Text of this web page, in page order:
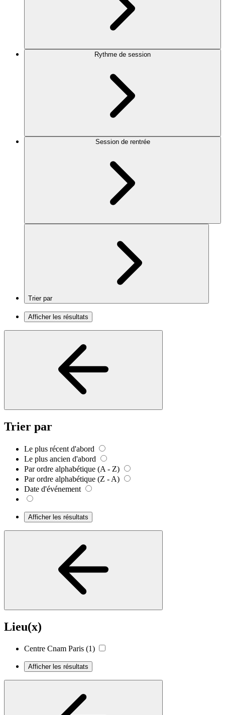
Rythme de session
Session de rentrée
Trier par
Afficher les résultats
Trier par
Le plus récent d'abord
Le plus ancien d'abord
Par ordre alphabétique (A - Z)
Par ordre alphabétique (Z - A)
Date d'événement
Afficher les résultats
Lieu(x)
Centre Cnam Paris (1)
Afficher les résultats